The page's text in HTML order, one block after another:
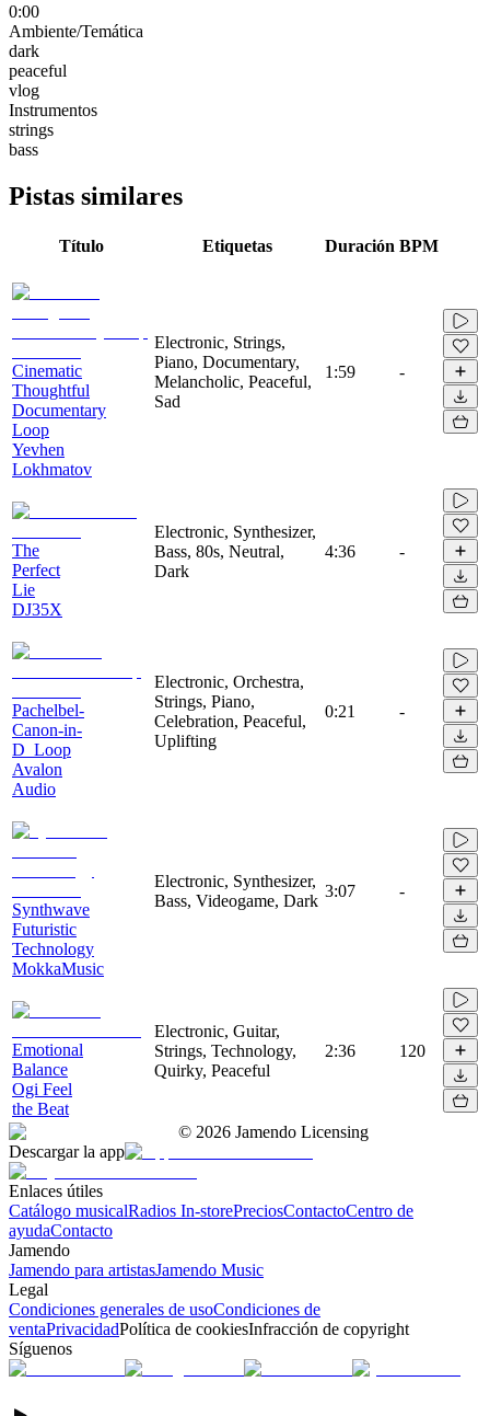
0:00
Ambiente/Temática
dark
peaceful
vlog
Instrumentos
strings
bass
Pistas similares
Título Etiquetas Duración BPM
Cinematic
Thoughtful
Documentary
Loop
Yevhen
Lokhmatov
Electronic, Strings,
Piano, Documentary,
Melancholic, Peaceful,
Sad
1:59 -
The
Perfect
Lie
DJ35X
Electronic, Synthesizer,
Bass, 80s, Neutral,
Dark
4:36 -
Pachelbel-
Canon-in-
D_Loop
Avalon
Audio
Electronic, Orchestra,
Strings, Piano,
Celebration, Peaceful,
Uplifting
0:21 -
Synthwave
Futuristic
Technology
MokkaMusic
Electronic, Synthesizer,
Bass, Videogame, Dark
3:07 -
Emotional
Balance
Ogi Feel
the Beat
Electronic, Guitar,
Strings, Technology,
Quirky, Peaceful
2:36 120
© 2026 Jamendo Licensing
Descargar la app
Enlaces útiles
Catálogo musicalRadios In-storePreciosContactoCentro de
ayudaContacto
Jamendo
Jamendo para artistasJamendo Music
Legal
Condiciones generales de usoCondiciones de
ventaPrivacidadPolítica de cookiesInfracción de copyright
Síguenos